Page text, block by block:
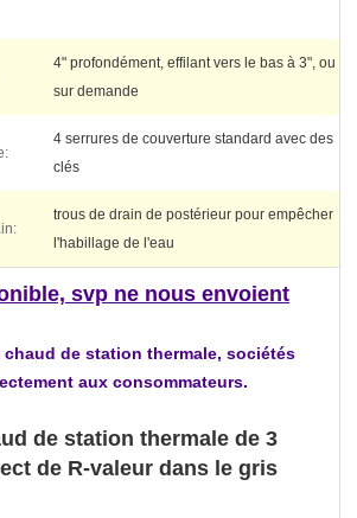
4" profondément, effilant vers le bas à 3", ou
sur demande
4 serrures de couverture standard avec des
clés
trous de drain de postérieur pour empêcher
l'habillage de l'eau
svp ne nous envoient
de station thermale, sociétés
aux consommateurs.
de station thermale de 3
de R-valeur dans le gris